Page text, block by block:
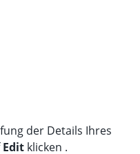
der Details Ihres
Edit klicken .